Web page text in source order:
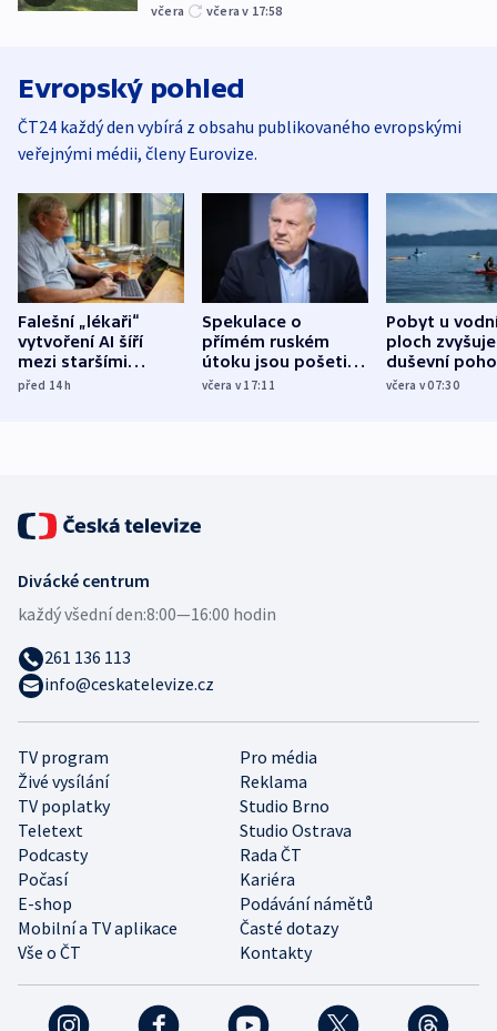
včera včera v 17:58
Evropský pohled
ČT24 každý den vybírá z obsahu publikovaného evropskými
veřejnými médii, členy Eurovize.
Falešní „lékaři“
vytvoření AI šíří
mezi staršími
Poláky nebezpečné
před 14h
Spekulace o
přímém ruském
útoku jsou pošetilé,
míní estonský
včera v 17:11
Pobyt u
ploch zvyšuje
duševní
ukázala
včera v 07:30
TV program
Pro média
Živé vysílání
Reklama
TV poplatky
Studio Brno
Teletext
Studio Ostrava
Podcasty
Rada ČT
Počasí
Kariéra
E-shop
Podávání námětů
Mobilní a TV aplikace
Časté dotazy
Vše o ČT
Kontakty
Divácké centrum
každý všední den:8:00—16:00 hodin
261 136 113
info@ceskatelevize.cz